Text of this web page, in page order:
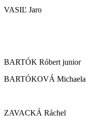
VASIĽ Jaro
BARTÓK Róbert junior
BARTÓKOVÁ Michaela
ZAVACKÁ Ráchel